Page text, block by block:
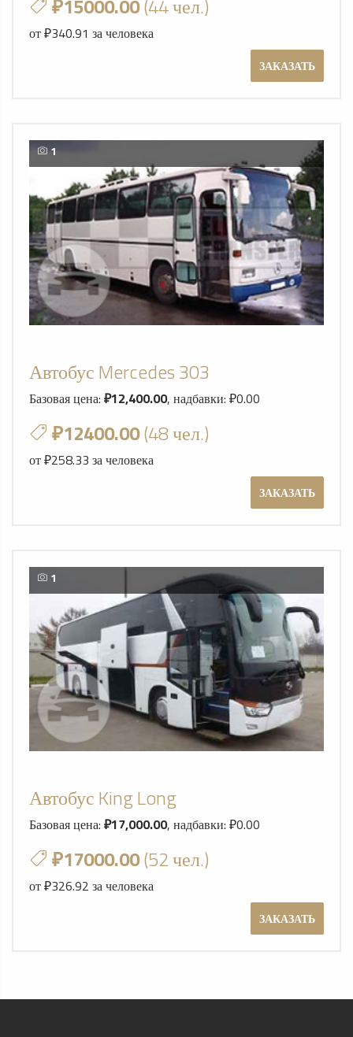
₽15000.00(44 чел.)
от ₽340.91 за человека
ЗАКАЗАТЬ
1
Автобус Mercedes 303
Базовая цена: ₽12,400.00, надбавки: ₽0.00
₽12400.00(48 чел.)
от ₽258.33 за человека
ЗАКАЗАТЬ
1
Автобус King Long
Базовая цена: ₽17,000.00, надбавки: ₽0.00
₽17000.00(52 чел.)
от ₽326.92 за человека
ЗАКАЗАТЬ